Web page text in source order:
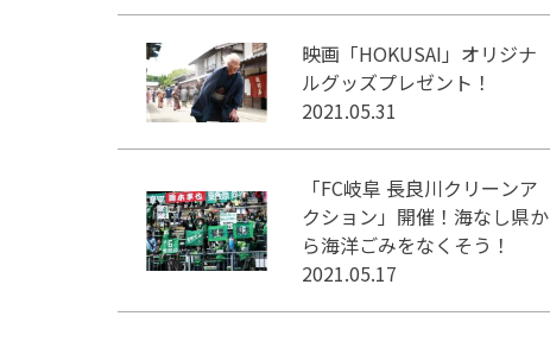
映画「HOKUSAI」オリジナ
ルグッズプレゼント！
2021.05.31
「FC岐阜 長良川クリーンア
クション」開催！海なし県か
ら海洋ごみをなくそう！
2021.05.17